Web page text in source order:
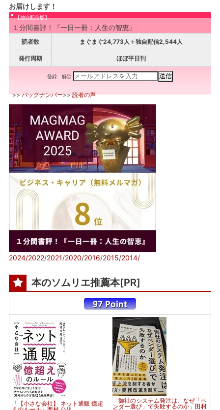
お届けします！
【独自配信版】
１分間書評！『一日一冊：人生の智恵』
読者数 まぐまぐ24,773人＋独自配信2,544人
発行周期 ほぼ平日刊
登録 解除
>>バックナンバー>>読者の声
2024/2022/2021/2020/2016/2015/2014/
本のソムリエ推薦本[PR]
「【小さな会社】 ネット通販 億超
「御社のシステム発注は、なぜ「ベ
ンダー選び」で失敗するのか」田村